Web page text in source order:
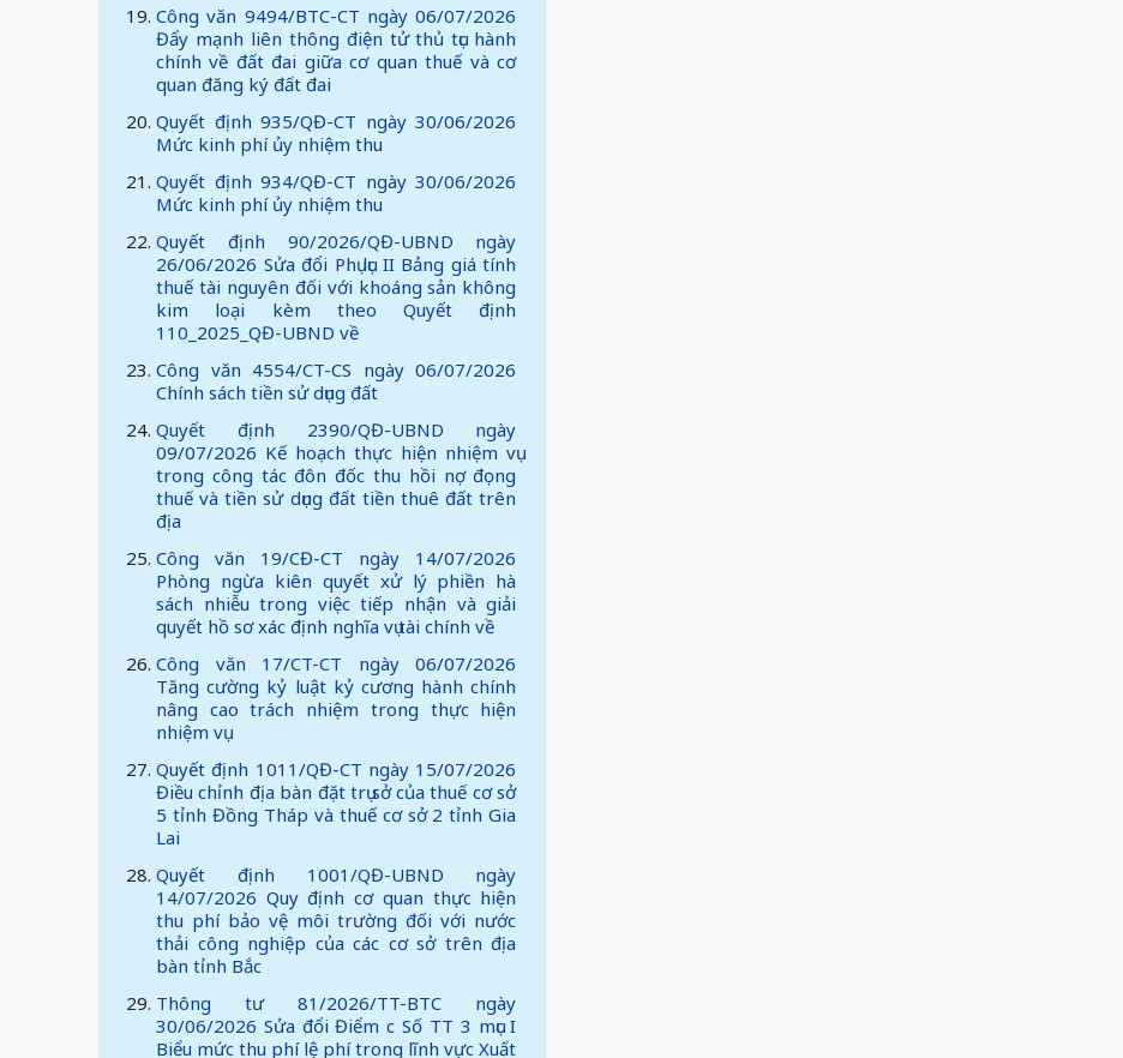
Công văn 9494/BTC-CT ngày 06/07/2026
Đẩy mạnh liên thông điện tử thủ tục hành
chính về đất đai giữa cơ quan thuế và cơ
quan đăng ký đất đai
Quyết định 935/QĐ-CT ngày 30/06/2026
Mức kinh phí ủy nhiệm thu
Quyết định 934/QĐ-CT ngày 30/06/2026
Mức kinh phí ủy nhiệm thu
Quyết định 90/2026/QĐ-UBND ngày
26/06/2026 Sửa đổi Phụ lục II Bảng giá tính
thuế tài nguyên đối với khoáng sản không
kim loại kèm theo Quyết định
110_2025_QĐ-UBND về
Công văn 4554/CT-CS ngày 06/07/2026
Chính sách tiền sử dụng đất
Quyết định 2390/QĐ-UBND ngày
09/07/2026 Kế hoạch thực hiện nhiệm vụ
trong công tác đôn đốc thu hồi nợ đọng
thuế và tiền sử dụng đất tiền thuê đất trên
địa
Công văn 19/CĐ-CT ngày 14/07/2026
Phòng ngừa kiên quyết xử lý phiền hà
sách nhiễu trong việc tiếp nhận và giải
quyết hồ sơ xác định nghĩa vụ tài chính về
Công văn 17/CT-CT ngày 06/07/2026
Tăng cường kỷ luật kỷ cương hành chính
nâng cao trách nhiệm trong thực hiện
nhiệm vụ
Quyết định 1011/QĐ-CT ngày 15/07/2026
Điều chỉnh địa bàn đặt trụ sở của thuế cơ sở
5 tỉnh Đồng Tháp và thuế cơ sở 2 tỉnh Gia
Lai
Quyết định 1001/QĐ-UBND ngày
14/07/2026 Quy định cơ quan thực hiện
thu phí bảo vệ môi trường đối với nước
thải công nghiệp của các cơ sở trên địa
bàn tỉnh Bắc
Thông tư 81/2026/TT-BTC ngày
30/06/2026 Sửa đổi Điểm c Số TT 3 mục I
Biểu mức thu phí lệ phí trong lĩnh vực Xuất